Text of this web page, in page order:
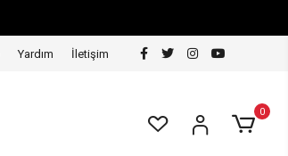
Yardım İletişim
0